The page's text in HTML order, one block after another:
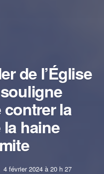
de l’Église
contrer la
haine
4 février 2024 à 20 h 27